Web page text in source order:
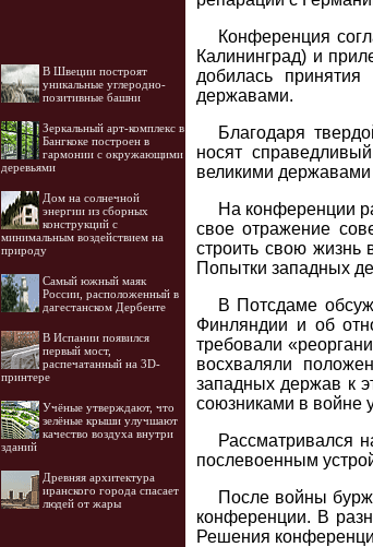
В Швеции построят
уникальные углеродно-
позитивные башни
Зеркальный арт-комплекс в
Бангкоке построен в
гармонии с окружающими
деревьями
Дом на солнечной
энергии из сборных
конструкций с
минимальным воздействием на
природу
Самый южный маяк
России, расположенный в
дагестанском Дербенте
В Испании появился
первый мост,
распечатанный на 3D-
принтере
Учёные утверждают, что
зелёные крыши улучшают
качество воздуха внутри
зданий
Древняя архитектура
иранского города спасает
людей от жары
Конференция
Калининград) и
добилась
державами.
Благодаря
носят
великими державами
На конференции
свое отражение
строить свою жизнь
Попытки западных
В Потсдаме
Финляндии и об
требовали
восхваляли
западных держав к
союзниками в войне
Рассматривался
послевоенным
После войны
конференции. В
Решения